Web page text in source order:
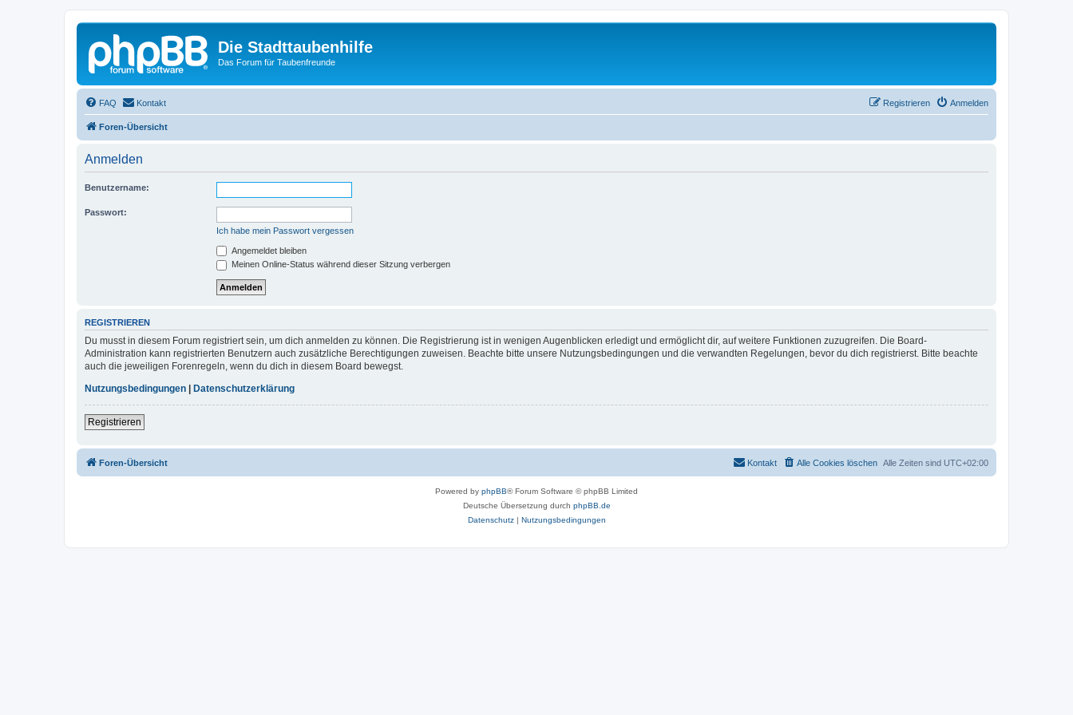
Die Stadttaubenhilfe
Das Forum für Taubenfreunde
FAQ Kontakt Anmelden
Registrieren
Foren-Übersicht
Anmelden
Benutzername:
Passwort:
Ich habe mein Passwort vergessen
Angemeldet bleiben
Meinen Online-Status während dieser Sitzung verbergen
REGISTRIEREN
Du musst in diesem Forum registriert sein, um dich anmelden zu können. Die Registrierung ist in wenigen Augenblicken erledigt und ermöglicht dir, auf weitere Funktionen zuzugreifen. Die Board-
Administration kann registrierten Benutzern auch zusätzliche Berechtigungen zuweisen. Beachte bitte unsere Nutzungsbedingungen und die verwandten Regelungen, bevor du dich registrierst. Bitte beachte
auch die jeweiligen Forenregeln, wenn du dich in diesem Board bewegst.
Nutzungsbedingungen
Datenschutzerklärung
Registrieren
Foren-Übersicht Alle Zeiten sind UTC+02:00
Alle Cookies löschen
Kontakt
Powered by phpBB® Forum Software © phpBB Limited
Deutsche Übersetzung durch phpBB.de
Datenschutz| Nutzungsbedingungen